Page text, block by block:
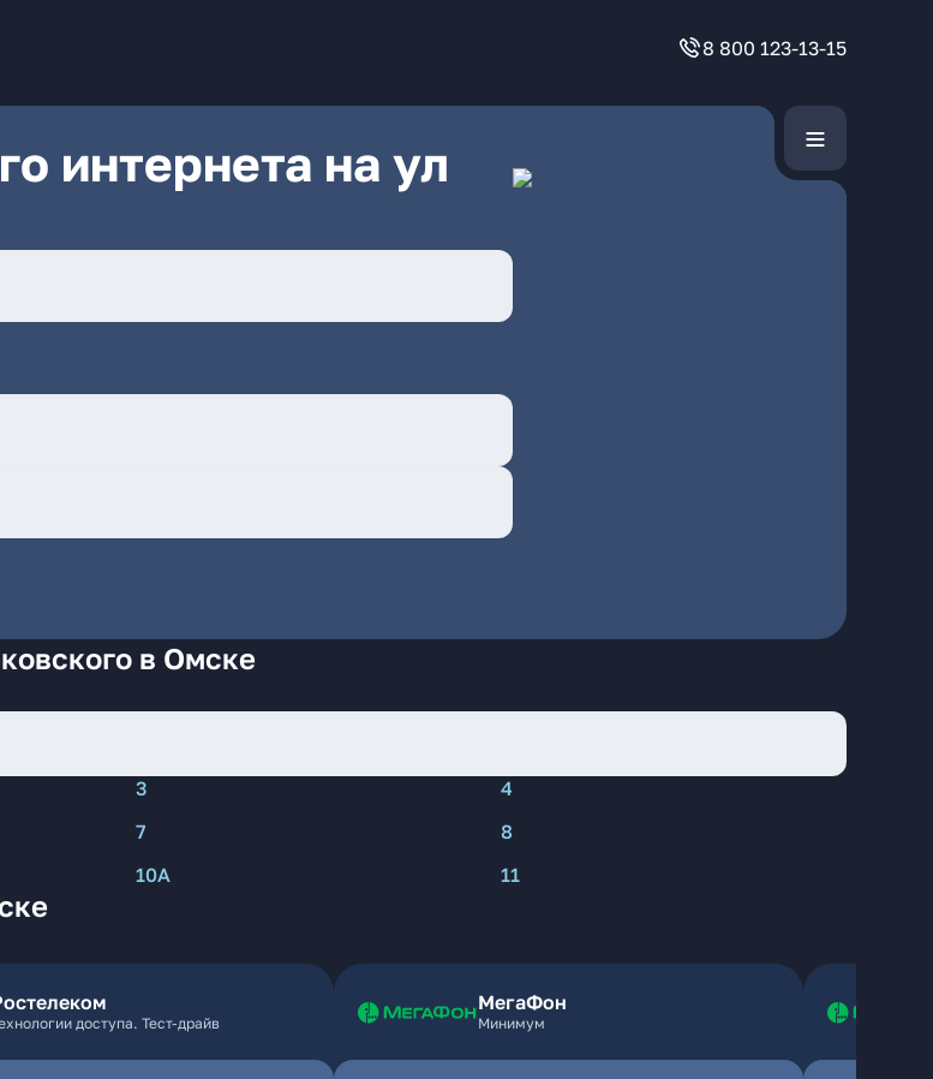
8 800 123-13-15
интернета на ул
в Омске
3
4
7
8
10А 11
доступа. Тест-драйв
МегаФон
Минимум